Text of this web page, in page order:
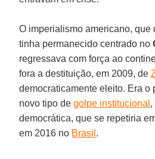
O imperialismo americano, que
tinha permanecido centrado no
regressava com força ao
fora a destituição, em 2009, de
democraticamente eleito. Era o
novo tipo degolpe institucional ,
democrática, que se repetiria
em 2016 no Brasil .